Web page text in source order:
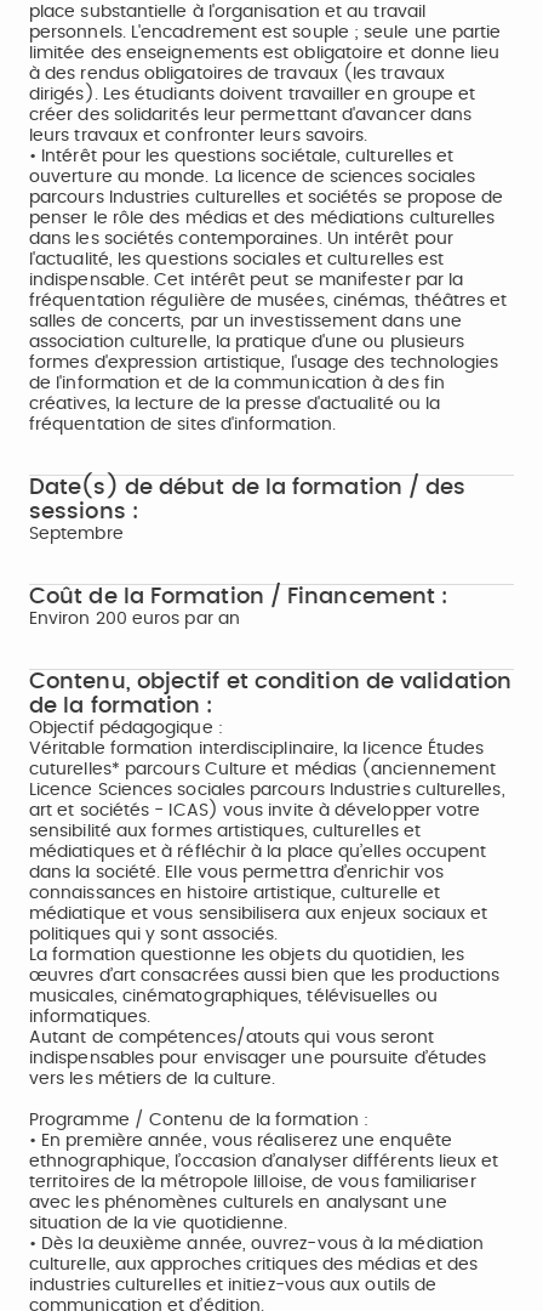
place substantielle à l'organisation et au travail
personnels. L'encadrement est souple ; seule une partie
limitée des enseignements est obligatoire et donne lieu
à des rendus obligatoires de travaux (les travaux
dirigés). Les étudiants doivent travailler en groupe et
créer des solidarités leur permettant d'avancer dans
leurs travaux et confronter leurs savoirs.
• Intérêt pour les questions sociétale, culturelles et
ouverture au monde. La licence de sciences sociales
parcours Industries culturelles et sociétés se propose de
penser le rôle des médias et des médiations culturelles
dans les sociétés contemporaines. Un intérêt pour
l'actualité, les questions sociales et culturelles est
indispensable. Cet intérêt peut se manifester par la
fréquentation régulière de musées, cinémas, théâtres et
salles de concerts, par un investissement dans une
association culturelle, la pratique d'une ou plusieurs
formes d'expression artistique, l'usage des technologies
de l'information et de la communication à des fin
créatives, la lecture de la presse d'actualité ou la
fréquentation de sites d'information.
Date(s) de début de la formation / des
sessions :
Septembre
Coût de la Formation / Financement :
Environ 200 euros par an
Contenu, objectif et condition de validation
de la formation :
Objectif pédagogique :
Véritable formation interdisciplinaire, la licence Études
cuturelles* parcours Culture et médias (anciennement
Licence Sciences sociales parcours Industries culturelles,
art et sociétés - ICAS) vous invite à développer votre
sensibilité aux formes artistiques, culturelles et
médiatiques et à réfléchir à la place qu’elles occupent
dans la société. Elle vous permettra d’enrichir vos
connaissances en histoire artistique, culturelle et
médiatique et vous sensibilisera aux enjeux sociaux et
politiques qui y sont associés.
La formation questionne les objets du quotidien, les
œuvres d’art consacrées aussi bien que les productions
musicales, cinématographiques, télévisuelles ou
informatiques.
Autant de compétences/atouts qui vous seront
indispensables pour envisager une poursuite d’études
vers les métiers de la culture.
Programme / Contenu de la formation :
• En première année, vous réaliserez une enquête
ethnographique, l’occasion d’analyser différents lieux et
territoires de la métropole lilloise, de vous familiariser
avec les phénomènes culturels en analysant une
situation de la vie quotidienne.
• Dès la deuxième année, ouvrez-vous à la médiation
culturelle, aux approches critiques des médias et des
industries culturelles et initiez-vous aux outils de
communication et d’édition.